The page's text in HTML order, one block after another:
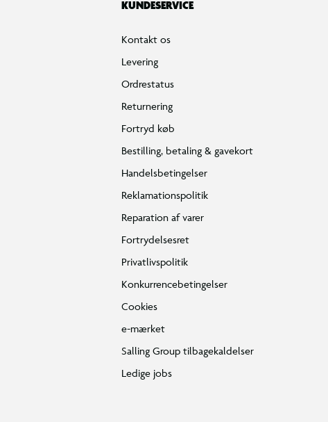
KUNDESERVICE
Kontakt os
Levering
Ordrestatus
Returnering
Fortryd køb
Bestilling, betaling & gavekort
Handelsbetingelser
Reklamationspolitik
Reparation af varer
Fortrydelsesret
Privatlivspolitik
Konkurrencebetingelser
Cookies
e-mærket
Salling Group tilbagekaldelser
Ledige jobs